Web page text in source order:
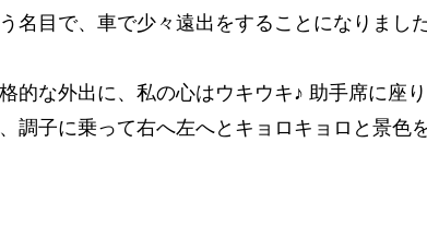
名目で、車で少々遠出をすることになりました
的な外出に、私の心はウキウキ♪ 助手席に座
調子に乗って右へ左へとキョロキョロと景色